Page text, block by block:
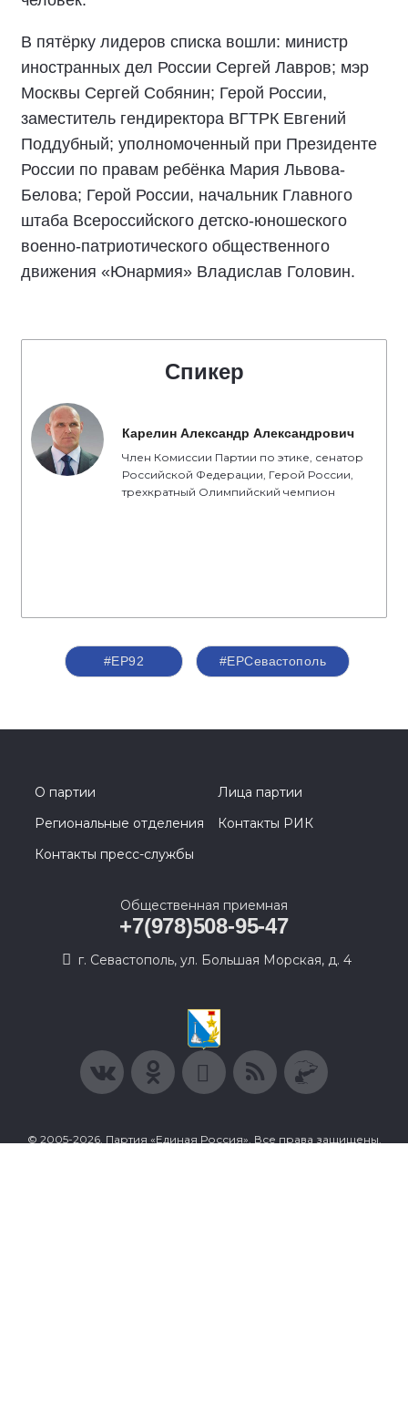
В пятёрку лидеров списка вошли: министр
иностранных дел России Сергей Лавров; мэр
Москвы Сергей Собянин; Герой России,
заместитель гендиректора ВГТРК Евгений
Поддубный; уполномоченный при Президенте
России по правам ребёнка Мария Львова-
Белова; Герой России, начальник Главного
штаба Всероссийского детско-юношеского
военно-патриотического общественного
движения «Юнармия» Владислав Головин.
Спикер
Карелин Александр Александрович
Член Комиссии Партии по этике, сенатор
Российской Федерации, Герой России,
трехкратный Олимпийский чемпион
#ЕР92 #ЕРСевастополь
О партии
Лица партии
Региональные отделения
Контакты РИК
Контакты пресс-службы
Общественная приемная
+7(978)508-95-47
г. Севастополь, ул. Большая Морская, д. 4
© 2005-2026, Партия «Единая Россия». Все права защищены.